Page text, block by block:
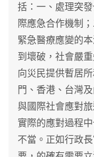
括：一、處理突
際應急合作機制
緊急醫療應變的
到壞破，社會嚴
向災民提供暫居
門、香港、台灣
與國際社會應對
實際的應對過程
不當。正如行政